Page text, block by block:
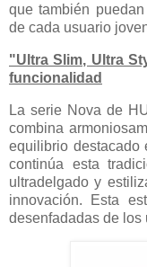
que también
de cada usuario
"Ultra Slim, Ultra
funcionalidad
La serie Nova de
combina
equilibrio destacado
continúa esta
ultradelgado y
innovación. Esta
desenfadadas de los